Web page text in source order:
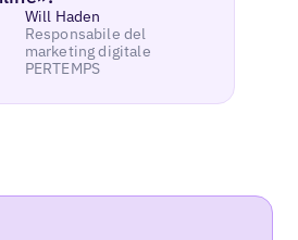
Will Haden
Responsabile del
marketing digitale
PERTEMPS